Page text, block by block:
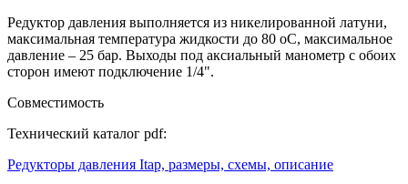
Редуктор давления выполняется из никелированной латуни,
максимальная температура жидкости до 80 оС, максимальное
давление – 25 бар. Выходы под аксиальный манометр с обоих
сторон имеют подключение 1/4".
Совместимость
Технический каталог pdf:
Редукторы давления Itap, размеры, схемы, описание